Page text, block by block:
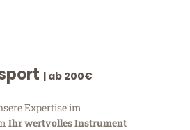
| ab 200€
Expertise im
Ihr wertvolles Instrument